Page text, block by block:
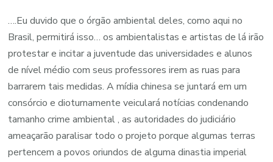
….Eu duvido que o órgão ambiental deles, como aqui no
Brasil, permitirá isso… os ambientalistas e artistas de lá irão
protestar e incitar a juventude das universidades e alunos
de nível médio com seus professores irem as ruas para
barrarem tais medidas. A mídia chinesa se juntará em um
consórcio e dioturnamente veiculará notícias condenando
tamanho crime ambiental , as autoridades do judiciário
ameaçarão paralisar todo o projeto porque algumas terras
pertencem a povos oriundos de alguma dinastia imperial